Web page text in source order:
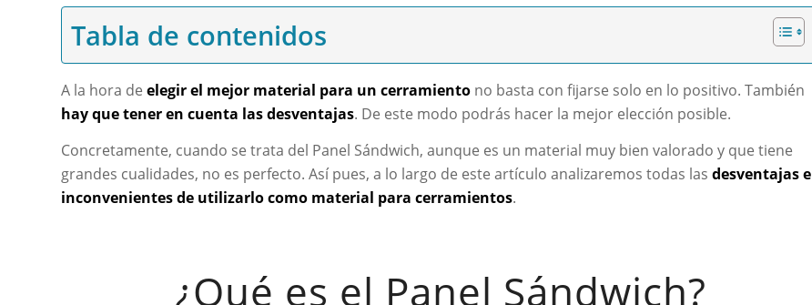
Tabla de contenidos
A la hora de elegir el mejor material para un cerramiento no basta con fijarse solo en lo positivo. También
hay que tener en cuenta las desventajas. De este modo podrás hacer la mejor elección posible.
Concretamente, cuando se trata del Panel Sándwich, aunque es un material muy bien valorado y que tiene
grandes cualidades, no es perfecto. Así pues, a lo largo de este artículo analizaremos todas las desventajas e
inconvenientes de utilizarlo como material para cerramientos.
¿Qué es el Panel Sándwich?